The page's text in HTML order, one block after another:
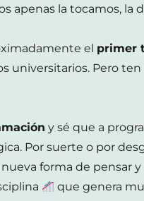
apenas la tocamos, la
el primer
universitarios. Pero
y sé que a
Por suerte o por
nueva forma de pensar
que genera